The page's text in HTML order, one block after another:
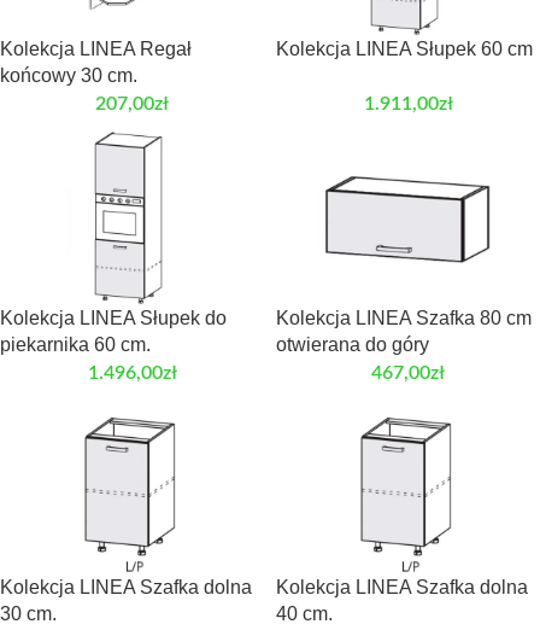
Kolekcja LINEA Regał
końcowy 30 cm.
207,00zł
Kolekcja LINEA Słupek 60 cm
1.911,00zł
Kolekcja LINEA Słupek do
piekarnika 60 cm.
1.496,00zł
Kolekcja LINEA Szafka 80 cm
otwierana do góry
467,00zł
Kolekcja LINEA Szafka dolna
30 cm.
Kolekcja LINEA Szafka dolna
40 cm.